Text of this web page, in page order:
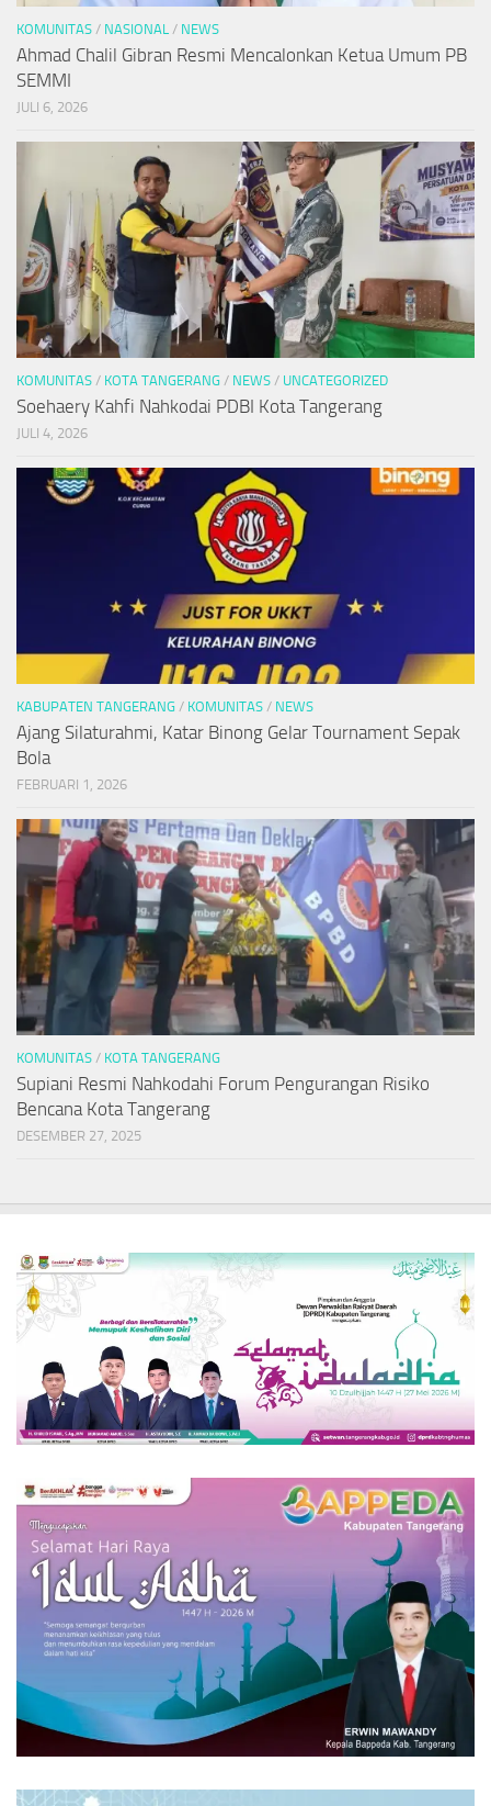
KOMUNITAS / NASIONAL / NEWS
Ahmad Chalil Gibran Resmi Mencalonkan Ketua Umum PB
SEMMI
JULI 6, 2026
KOMUNITAS / KOTA TANGERANG / NEWS / UNCATEGORIZED
Soehaery Kahfi Nahkodai PDBI Kota Tangerang
JULI 4, 2026
KABUPATEN TANGERANG / KOMUNITAS / NEWS
Ajang Silaturahmi, Katar Binong Gelar Tournament Sepak
Bola
FEBRUARI 1, 2026
KOMUNITAS / KOTA TANGERANG
Supiani Resmi Nahkodahi Forum Pengurangan Risiko
Bencana Kota Tangerang
DESEMBER 27, 2025